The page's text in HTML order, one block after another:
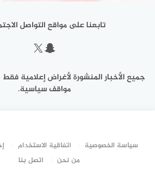
تابعنا على مواقع التواصل
سناب شات
إكس
جميع الأخبار المنشورة لأغراض إعلامية
مواقف سياسية.
سياسة الخصوصية اتفاقية الاستخدام
من نحن
اتصل بنا